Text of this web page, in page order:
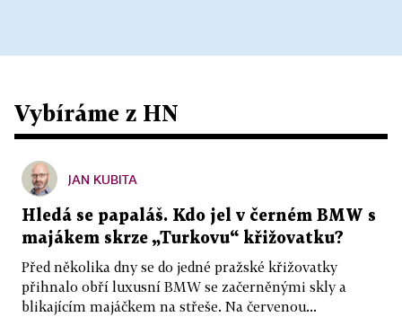
Vybíráme z HN
JAN KUBITA
Hledá se papaláš. Kdo jel v černém BMW s
majákem skrze „Turkovu“ křižovatku?
Před několika dny se do jedné pražské křižovatky
přihnalo obří luxusní BMW se začerněnými skly a
blikajícím majáčkem na střeše. Na červenou...